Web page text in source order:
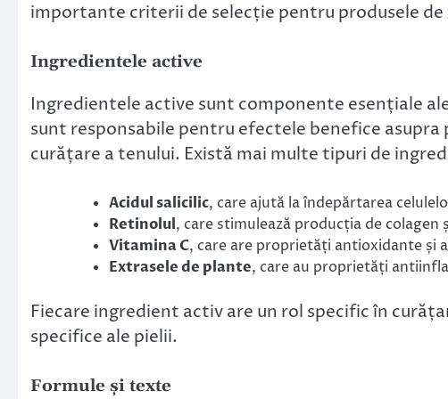
importante criterii de selecție pentru produsele
Ingredientele active
Ingredientele active sunt componente esențiale
sunt responsabile pentru efectele benefice
curățare a tenului. Există mai multe tipuri de
Acidul salicilic, care ajută la îndepărtarea
Retinolul, care stimulează producția de
Vitamina C, care are proprietăți antioxidante și
Extrasele de plante, care au proprietăți
Fiecare ingredient activ are un rol specific în
specifice ale pielii.
Formule și texte